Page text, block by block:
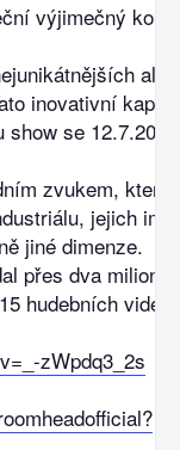
výjimečný
inovativní
show se
zvukem, který
jejich
jiné dimenze.
přes dva miliony
hudebních videí.
zWpdq3_2s